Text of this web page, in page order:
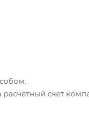
счет